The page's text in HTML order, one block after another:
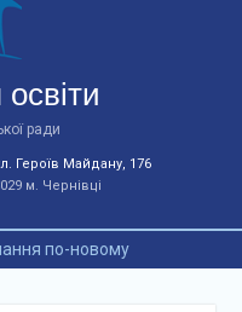
та
на
ради
Героїв Майдану, 176
м. Чернівці
по-новому